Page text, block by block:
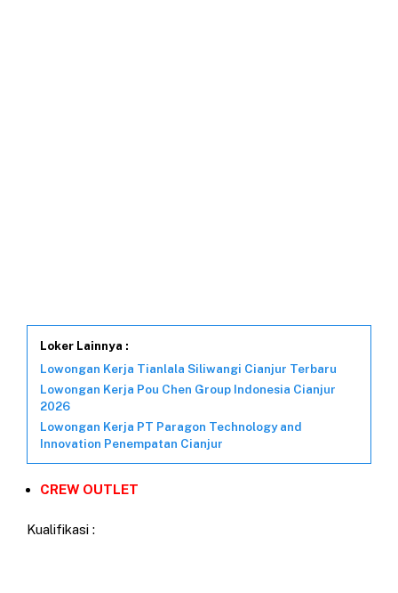
Loker Lainnya :
Lowongan Kerja Tianlala Siliwangi Cianjur Terbaru
Lowongan Kerja Pou Chen Group Indonesia Cianjur
2026
Lowongan Kerja PT Paragon Technology and
Innovation Penempatan Cianjur
CREW OUTLET
Kualifikasi :